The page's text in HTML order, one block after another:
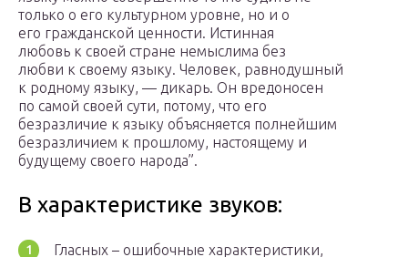
только о его культурном уровне, но и о
его гражданской ценности. Истинная
любовь к своей стране немыслима без
любви к своему языку. Человек, равнодушный
к родному языку, — дикарь. Он вредоносен
по самой своей сути, потому, что его
безразличие к языку объясняется полнейшим
безразличием к прошлому, настоящему и
будущему своего народа”.
В характеристике звуков:
Гласных – ошибочные характеристики,